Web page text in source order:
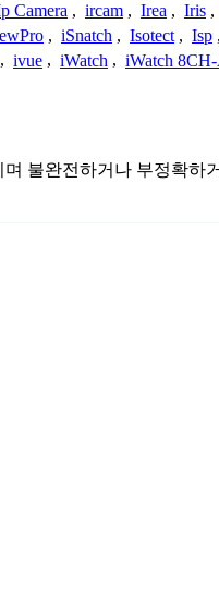
Camera , ircam , Irea , Iris ,
, iSnatch , Isotect , Isp ,
, ivue , iWatch , iWatch
불완전하거나 부정확하